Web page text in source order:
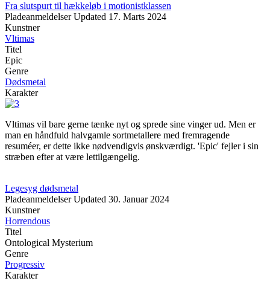
Fra slutspurt til hækkeløb i motionistklassen
Pladeanmeldelser Updated 17. Marts 2024
Kunstner
Vltimas
Titel
Epic
Genre
Dødsmetal
Karakter
Vltimas vil bare gerne tænke nyt og sprede sine vinger ud. Men er
man en håndfuld halvgamle sortmetallere med fremragende
resuméer, er dette ikke nødvendigvis ønskværdigt. 'Epic' fejler i sin
stræben efter at være lettilgængelig.
Legesyg dødsmetal
Pladeanmeldelser Updated 30. Januar 2024
Kunstner
Horrendous
Titel
Ontological Mysterium
Genre
Progressiv
Karakter